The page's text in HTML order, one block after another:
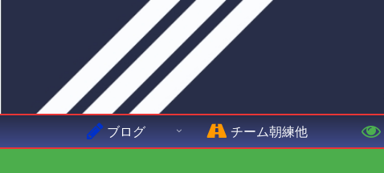
ブログ チーム朝練他